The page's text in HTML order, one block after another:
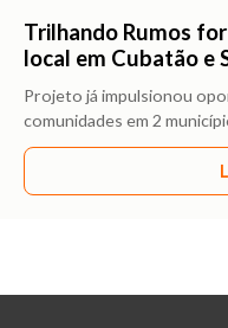
Trilhando Rumos
local em Cubatão e
Projeto já impulsionou
comunidades em 2